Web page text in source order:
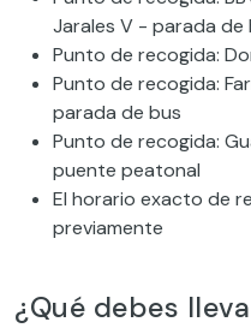
Jarales V - parada de
Punto de recogida:
Punto de recogida:
parada de bus
Punto de recogida:
puente peatonal
El horario exacto de
previamente
¿Qué debes